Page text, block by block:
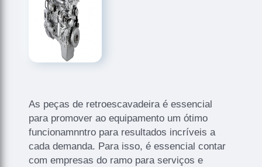
As peças de retroescavadeira é essencial
para promover ao equipamento um ótimo
funcionamnntro para resultados incríveis a
cada demanda. Para isso, é essencial contar
com empresas do ramo para serviços e